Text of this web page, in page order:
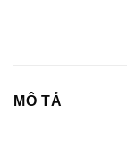
MÔ TẢ